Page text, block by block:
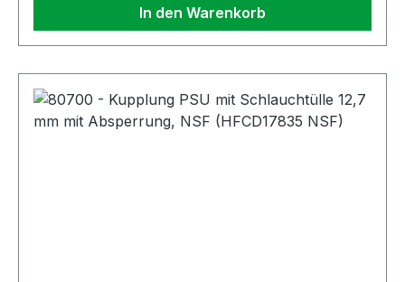
In den Warenkorb